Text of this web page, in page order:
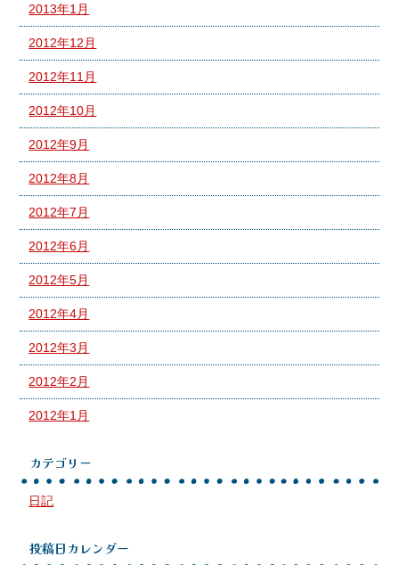
2013年1月
2012年12月
2012年11月
2012年10月
2012年9月
2012年8月
2012年7月
2012年6月
2012年5月
2012年4月
2012年3月
2012年2月
2012年1月
カテゴリー
日記
投稿日カレンダー